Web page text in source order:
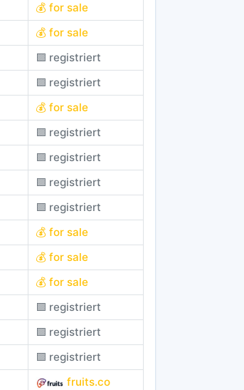
💰 for sale
💰 for sale
🟪 registriert
🟪 registriert
💰 for sale
🟪 registriert
🟪 registriert
🟪 registriert
🟪 registriert
💰 for sale
💰 for sale
💰 for sale
🟪 registriert
🟪 registriert
🟪 registriert
fruits.co